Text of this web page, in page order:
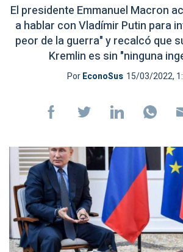
El presidente Emmanuel Macron
a hablar con Vladímir Putin para
peor de la guerra" y recalcó que
Kremlin es sin "ninguna
PorEconoSus 15/03/2022,